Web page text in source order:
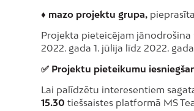
♦ mazo projektu grupa,
Projekta pieteicējam jānodrošina
2022. gada 1. jūlija līdz 2022.
✅ Projektu pieteikumu
Lai palīdzētu interesentiem
15.30 tiešsaistes platformā MS